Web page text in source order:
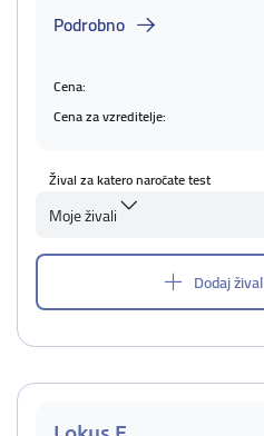
Podrobno
Cena:
Cena za vzreditelje:
Žival za katero naročate test
Moje živali
Dodaj žival